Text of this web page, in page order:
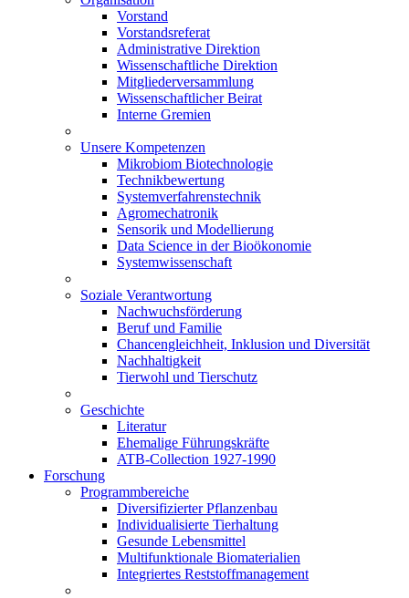
Vorstand
Vorstandsreferat
Administrative Direktion
Wissenschaftliche Direktion
Mitgliederversammlung
Wissenschaftlicher Beirat
Interne Gremien
Unsere Kompetenzen
Mikrobiom Biotechnologie
Technikbewertung
Systemverfahrenstechnik
Agromechatronik
Sensorik und Modellierung
Data Science in der Bioökonomie
Systemwissenschaft
Soziale Verantwortung
Nachwuchsförderung
Beruf und Familie
Chancengleichheit, Inklusion und Diversität
Nachhaltigkeit
Tierwohl und Tierschutz
Geschichte
Literatur
Ehemalige Führungskräfte
ATB-Collection 1927-1990
Forschung
Programmbereiche
Diversifizierter Pflanzenbau
Individualisierte Tierhaltung
Gesunde Lebensmittel
Multifunktionale Biomaterialien
Integriertes Reststoffmanagement